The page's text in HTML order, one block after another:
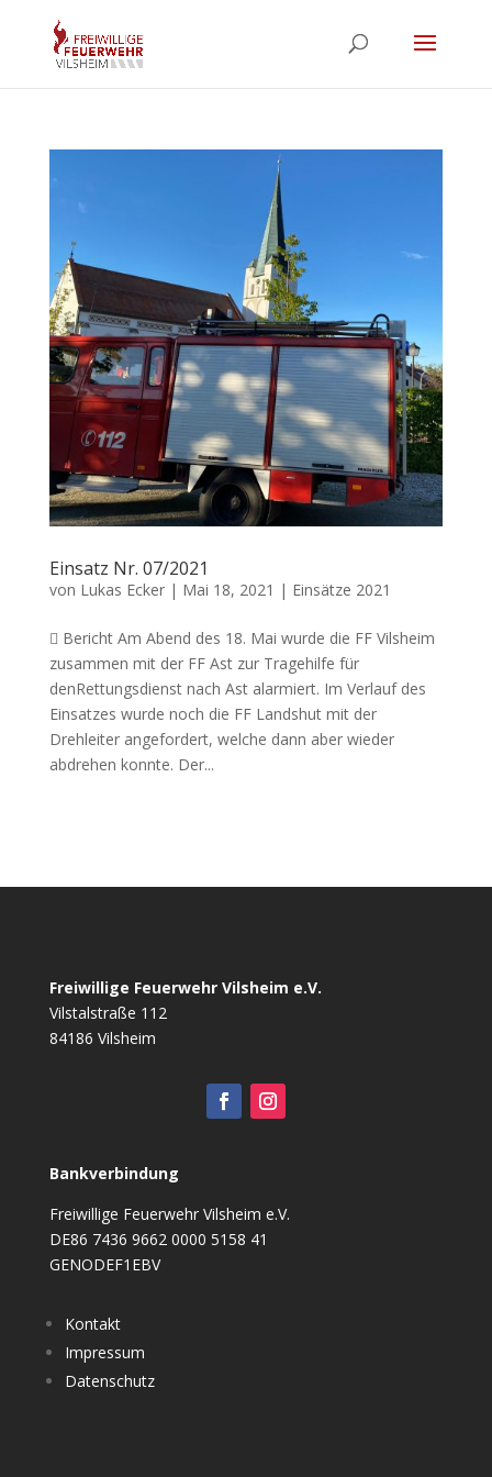
Einsatz Nr. 07/2021
von Lukas Ecker| Mai 18, 2021 | Einsätze 2021
 Bericht Am Abend des 18. Mai wurde die FF Vilsheim
zusammen mit der FF Ast zur Tragehilfe für
denRettungsdienst nach Ast alarmiert. Im Verlauf des
Einsatzes wurde noch die FF Landshut mit der
Drehleiter angefordert, welche dann aber wieder
abdrehen konnte. Der...
Freiwillige Feuerwehr Vilsheim e.V.
Vilstalstraße 112
84186 Vilsheim
Bankverbindung
Freiwillige Feuerwehr Vilsheim e.V.
DE86 7436 9662 0000 5158 41
GENODEF1EBV
Kontakt
Impressum
Datenschutz